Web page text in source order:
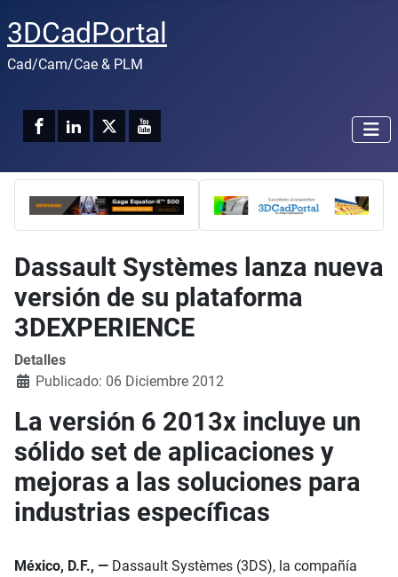
3DCadPortal
Cad/Cam/Cae & PLM
Dassault Systèmes lanza nueva
versión de su plataforma
3DEXPERIENCE
Detalles
Publicado: 06 Diciembre 2012
La versión 6 2013x incluye un
sólido set de aplicaciones y
mejoras a las soluciones para
industrias específicas
México, D.F., — Dassault Systèmes (3DS), la compañía